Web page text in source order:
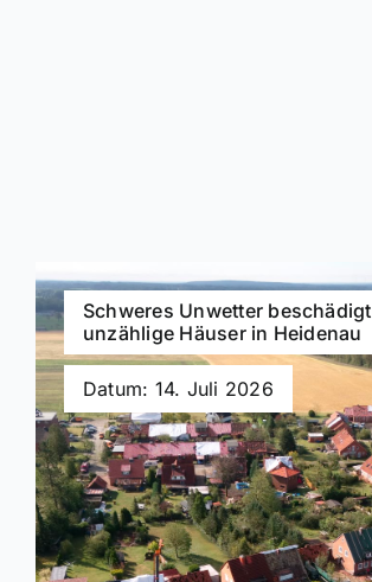
Schweres Unwetter beschädigt
unzählige Häuser in Heidenau
Datum: 14. Juli 2026